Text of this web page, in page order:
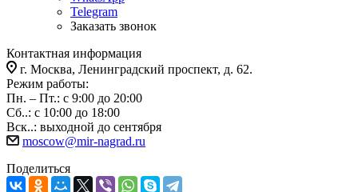
Telegram
Заказать звонок
Контактная информация
г. Москва, Ленинградский проспект, д. 62.
Режим работы:
Пн. – Пт.: с 9:00 до 20:00
Сб..: с 10:00 до 18:00
Вск..: выходной до сентября
moscow@mir-nagrad.ru
Поделиться